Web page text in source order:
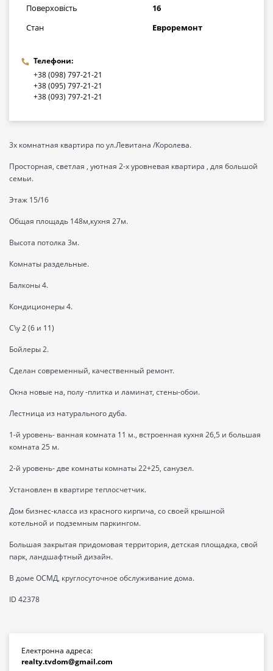
Поверховість
16
Стан
Евроремонт
Телефони:
+38 (098) 797-21-21
+38 (095) 797-21-21
+38 (093) 797-21-21
3х комнатная квартира по ул.Левитана /Королева.
Просторная, светлая , уютная 2-х уровневая квартира , для большой
семьи.
Этаж 15/16
Общая площадь 148м,кухня 27м.
Высота потолка 3м.
Комнаты раздельные.
Балконы 4.
Кондиционеры 4.
С\у 2 (6 и 11)
Бойлеры 2.
Сделан современный, качественный ремонт.
Окна новые на, полу -плитка и ламинат, стены-обои.
Лестница из натурального дуба.
1-й уровень- ванная комната 11 м., встроенная кухня 26,5 и большая
комната 25 м.
2-й уровень- две комнаты комнаты 22+25, санузел.
Установлен в квартире теплосчетчик.
Дом бизнес-класса из красного кирпича, со своей крышной
котельной и подземным паркингом.
Большая закрытая придомовая территория, детская площадка, свой
парк, ландшафтный дизайн.
В доме ОСМД, круглосуточное обслуживание дома.
ID 42378
Електронна адреса:
realty.tvdom@gmail.com